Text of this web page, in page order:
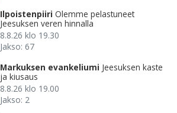
Ilpoistenpiiri Olemme pelastuneet
Jeesuksen veren hinnalla
8.8.26 klo 19.30
Jakso: 67
Markuksen evankeliumi Jeesuksen kaste
ja kiusaus
8.8.26 klo 19.00
Jakso: 2